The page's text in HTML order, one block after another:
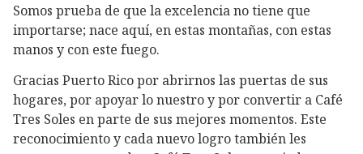
Somos prueba de que la excelencia no tiene que
importarse; nace aquí, en estas montañas, con estas
manos y con este fuego.
Gracias Puerto Rico por abrirnos las puertas de sus
hogares, por apoyar lo nuestro y por convertir a Café
Tres Soles en parte de sus mejores momentos. Este
reconocimiento y cada nuevo logro también les